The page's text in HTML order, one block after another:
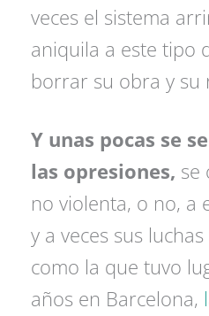
veces el sistema
aniquila a este tipo
borrar su obra y su
Y unas pocas se
las opresiones, se
no violenta, o no, a
y a veces sus
como la que tuvo
años en Barcelona,